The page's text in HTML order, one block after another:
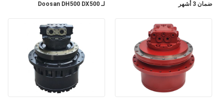
لـ Doosan DH500 DX500
ضمان 3 أشهر